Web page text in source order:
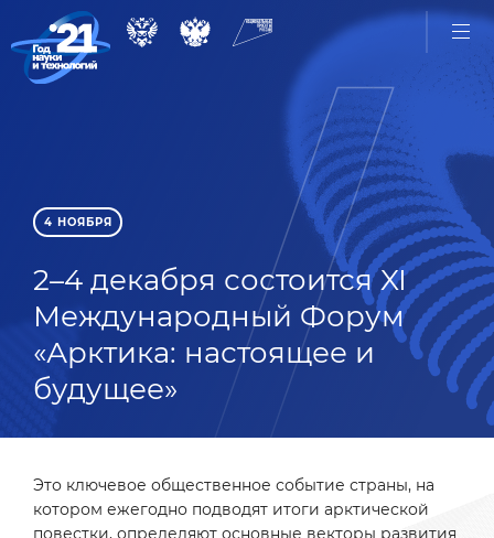
4 НОЯБРЯ
2–4 декабря состоится XI
Международный Форум
«Арктика: настоящее и
будущее»
Это ключевое общественное событие страны, на
котором ежегодно подводят итоги арктической
повестки, определяют основные векторы развития